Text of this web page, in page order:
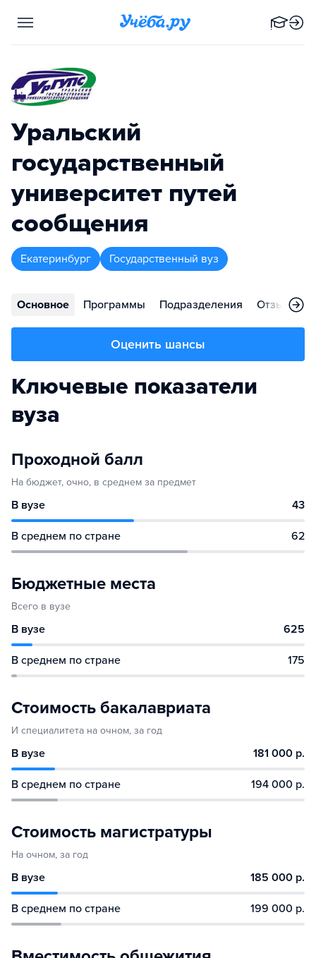
Уральский
государственный
университет путей
сообщения
Екатеринбург Государственный вуз
Основное Программы Подразделения Отзывы
Оценить шансы
Ключевые показатели
вуза
Проходной балл
На бюджет, очно, в среднем за предмет
В вузе 43
В среднем по стране 62
Бюджетные места
Всего в вузе
В вузе 625
В среднем по стране 175
Стоимость бакалавриата
И специалитета на очном, за год
В вузе 181 000 р.
В среднем по стране 194 000 р.
Стоимость магистратуры
На очном, за год
В вузе 185 000 р.
В среднем по стране 199 000 р.